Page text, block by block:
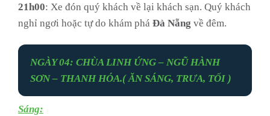
21h00: Xe đón quý khách về lại khách sạn. Quý khách
nghỉ ngơi hoặc tự do khám phá Đà Nẵng về đêm.
NGÀY 04: CHÙA LINH ỨNG – NGŨ HÀNH
SƠN – THANH HÓA.( ĂN SÁNG, TRƯA, TỐI )
Sáng: